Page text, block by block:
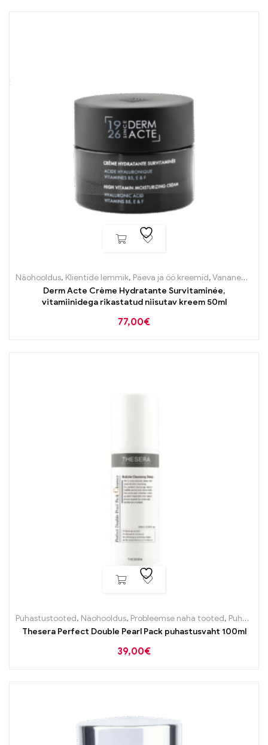
Näohooldus, Klientide lemmik, Päeva ja öö kreemid,Vananemisvastane
Derm Acte Crème Hydratante Survitaminée,
vitamiinidega rikastatud niisutav kreem 50ml
77,00€
Puhastustooted, Näohooldus, Probleemse naha tooted, Puhastustooted
Thesera Perfect Double Pearl Pack puhastusvaht 100ml
39,00€